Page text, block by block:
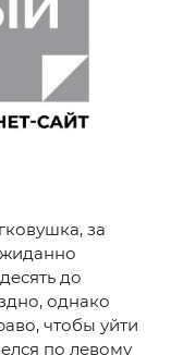
за
до
однако
чтобы уйти
по левому